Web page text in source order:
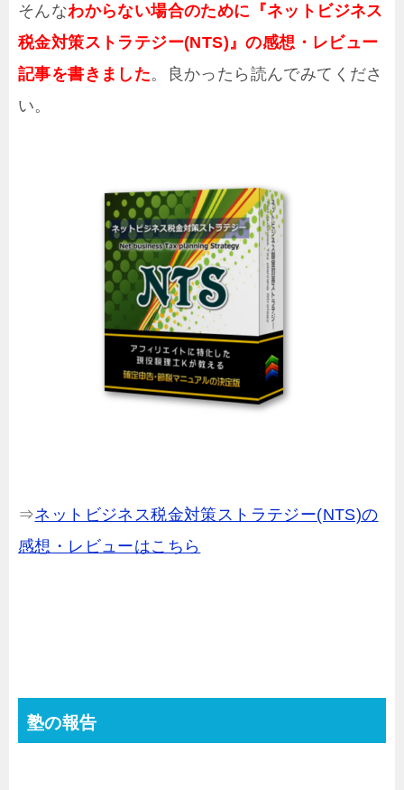
そんなわからない場合のために『ネットビジネス
税金対策ストラテジー(NTS)』の感想・レビュー
記事を書きました。良かったら読んでみてくださ
い。
⇒ネットビジネス税金対策ストラテジー(NTS)の
感想・レビューはこちら
塾の報告